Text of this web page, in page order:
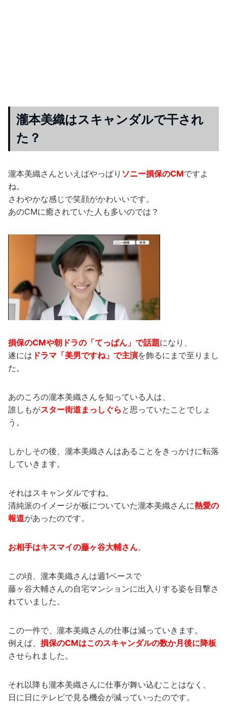
瀧本美織はスキャンダルで干され
た？
瀧本美織さんといえばやっぱり ソニー損保のCMですよ
ね。
さわやかな感じで笑顔がかわいいです。
あのCMに癒されていた人も多いのでは？
損保のCMや朝ドラの「てっぱん」で話題になり、
遂には ドラマ「美男ですね」で主演を飾るにまで至りまし
た。
あのころの瀧本美織さんを知っている人は、
誰しもがスター街道まっしぐら と思っていたことでしょ
う。
しかしその後、瀧本美織さんはあることをきっかけに転落
していきます。
それはスキャンダルですね。
清純派のイメージが板についていた瀧本美織さんに熱愛の
報道があったのです。
お相手はキスマイの藤ヶ谷大輔さん。
この頃、瀧本美織さんは週1ペースで
藤ヶ谷大輔さんの自宅マンションに出入りする姿を目撃さ
れていました。
この一件で、瀧本美織さんの仕事は減っていきます。
例えば、 損保のCMはこのスキャンダルの数か月後に降板
させられました。
それ以降も瀧本美織さんに仕事が舞い込むことはなく、
日に日にテレビで見る機会が減っていったのです。